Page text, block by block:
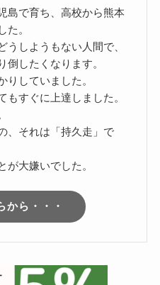
島で育ち、高校から熊本
た。
うしようもない人間で、
倒したくなります。
りしていました。
もすぐに上達しました。
、それは「持久走」で
が大嫌いでした。
から・・・